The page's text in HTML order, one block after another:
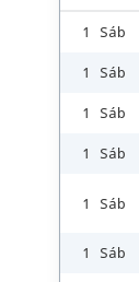
1 Sáb
1 Sáb
1 Sáb
1 Sáb
1 Sáb
1 Sáb